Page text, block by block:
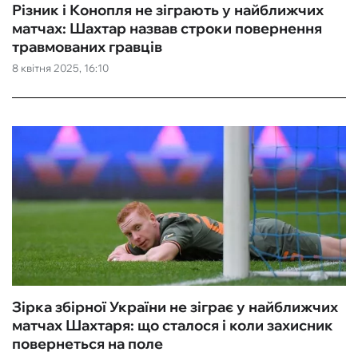
8 квітня 2025, 16:10
Різник і Конопля не зіграють у найближчих
матчах: Шахтар назвав строки повернення
травмованих гравців
Зірка збірної України не зіграє у найближчих
матчах Шахтаря: що сталося і коли захисник
повернеться на поле